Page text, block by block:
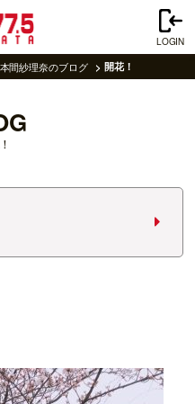
LOGIN
本間紗理奈のブログ 開花！